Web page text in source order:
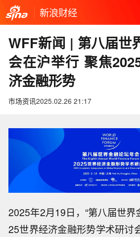
新浪财经
WFF新闻 | 第八届世
会在沪举行 聚焦2025世界宏观经
济金融形势
市场资讯2025.02.26 21:17
2025年2月19日，“第八届世
25世界经济金融形势学术研讨